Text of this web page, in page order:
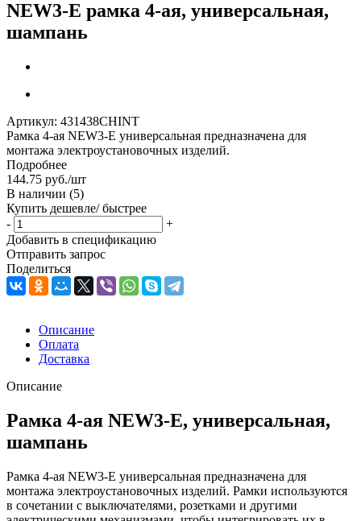
NEW3-E рамка 4-ая, универсальная,
шампань
Артикул: 431438CHINT
Рамка 4-ая NEW3-E универсальная предназначена для
монтажа электроустановочных изделий.
Подробнее
144.75 руб./шт
В наличии (5)
Купить дешевле/ быстрее
-
+
Добавить в спецификацию
Отправить запрос
Поделиться
Описание
Оплата
Доставка
Описание
Рамка 4-ая NEW3-E, универсальная,
шампань
Рамка 4-ая NEW3-E универсальная предназначена для
монтажа электроустановочных изделий. Рамки используются
в сочетании с выключателями, розетками и другими